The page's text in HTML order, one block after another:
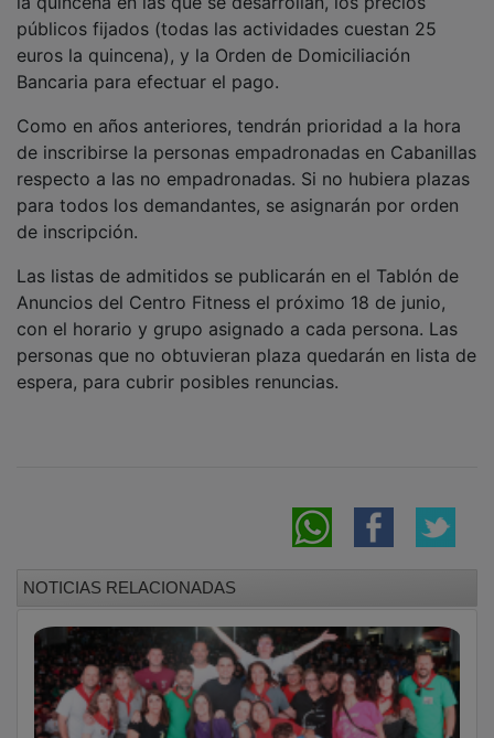
públicos fijados (todas las actividades cuestan 25
euros la quincena), y la Orden de Domiciliación
Bancaria para efectuar el pago.
de inscribirse la personas empadronadas en Cabanillas
respecto a las no empadronadas. Si no hubiera plazas
para todos los demandantes, se asignarán por orden
de inscripción.
Anuncios del Centro Fitness el próximo 18 de junio,
con el horario y grupo asignado a cada persona. Las
personas que no obtuvieran plaza quedarán en lista de
espera, para cubrir posibles renuncias.